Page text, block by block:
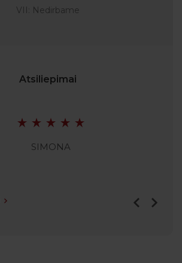
VII: Nedirbame
Atsiliepimai
SIMONA